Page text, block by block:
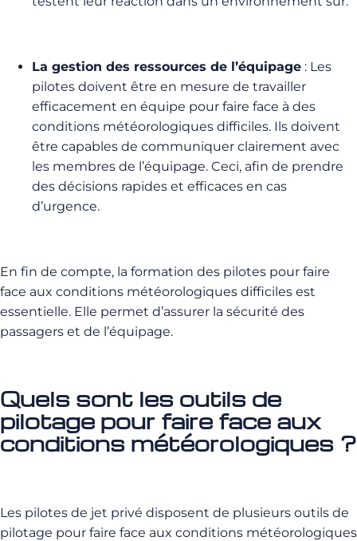
La gestion des ressources de l’équipage : Les
pilotes doivent être en mesure de travailler
efficacement en équipe pour faire face à des
conditions météorologiques difficiles. Ils doivent
être capables de communiquer clairement avec
les membres de l’équipage. Ceci, afin de prendre
des décisions rapides et efficaces en cas
d’urgence.
En fin de compte, la formation des pilotes pour faire
face aux conditions météorologiques difficiles est
essentielle. Elle permet d’assurer la sécurité des
passagers et de l’équipage.
Quels sont les outils de
pilotage pour faire face aux
conditions météorologiques ?
Les pilotes de jet privé disposent de plusieurs outils de
pilotage pour faire face aux conditions météorologiques